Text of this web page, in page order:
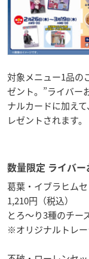
対象メニュー1品の
ゼント。”ライバー
ナルカードに加え
レゼントされます。
数量限定 ライバー
葛葉・イブラヒム
1,210円（税込）
とろ～り3種のチー
※オリジナルトレ